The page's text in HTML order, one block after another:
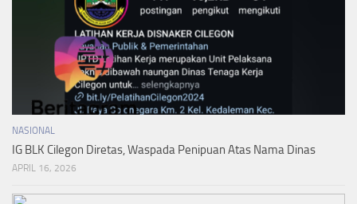
NASIONAL
IG BLK Cilegon Diretas, Waspada Penipuan Atas Nama Dinas
APRIL 16, 2026